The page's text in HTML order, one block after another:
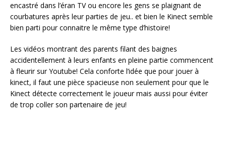
encastré dans l’éran TV ou encore les gens se plaignant de
courbatures après leur parties de jeu.. et bien le Kinect semble
bien parti pour connaitre le même type d’histoire!
Les vidéos montrant des parents filant des baignes
accidentellement à leurs enfants en pleine partie commencent
à fleurir sur Youtube! Cela conforte l’idée que pour jouer à
kinect, il faut une pièce spacieuse non seulement pour que le
Kinect détecte correctement le joueur mais aussi pour éviter
de trop coller son partenaire de jeu!